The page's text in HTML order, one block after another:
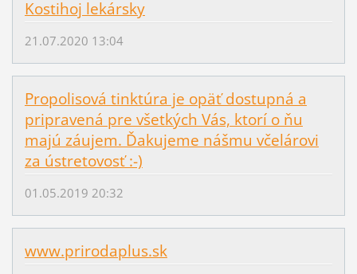
Kostihoj lekársky
21.07.2020 13:04
Propolisová tinktúra je opäť dostupná a
pripravená pre všetkých Vás, ktorí o ňu
majú záujem. Ďakujeme nášmu včelárovi
za ústretovosť :-)
01.05.2019 20:32
www.prirodaplus.sk